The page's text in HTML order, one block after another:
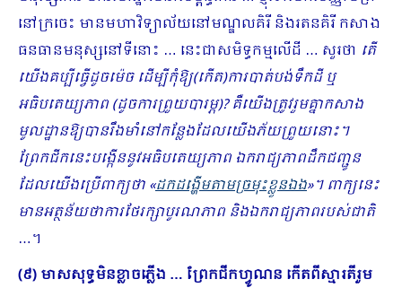
នៅក្រចេះ មានមហាវិទ្យាល័យនៅមណ្ឌលគិរី និងរតនគិរី កសាង
ធនធានមនុស្សនៅទីនោះ … នេះជាសមិទ្ធកម្មលើដី … សួរថា តើ
យើងគប្បីធ្វើដូចម៉េច ដើម្បីកុំឱ្យ(កើត)ការបាត់​បង់ទឹកដី ឬ
អធិបតេយ្យភាព (ដូចការព្រួយបារម្ភ)? គឺយើងត្រូវរួមគ្នាកសាង
មូលដ្ឋានឱ្យបានរឹងមាំនៅកន្លែងដែលយើងភ័យព្រួយនោះ។
ព្រែកជីកនេះបង្កើននូវអធិបតេយ្យភាព ឯករាជ្យភាពដឹកជញ្ជូន
ដែលយើងប្រើពាក្យថា «ដកដង្ហើមតាមច្រមុះខ្លួនឯង»។ ពាក្យនេះ
មានអត្ថន័យថាការថែរក្សាបូរណភាព និងឯករាជ្យភាពរបស់ជាតិ
…។
(៩) មាសសុទ្ធមិនខ្លាចភ្លើង … ព្រែកជីកហ្វូណន កើតពីស្មារតីរួម